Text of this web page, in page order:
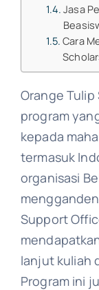
Jasa
Cara
Orange Tulip
program
kepada
termasuk
organisasi
Support
lanjut kuliah
Program ini